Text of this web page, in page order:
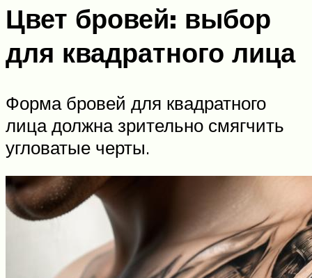
Цвет бровей: выбор
для квадратного лица
Форма бровей для квадратного
лица должна зрительно смягчить
угловатые черты.